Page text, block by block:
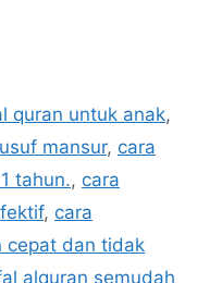
quran untuk anak,
mansur, cara
tahun., cara
, cara
cepat dan tidak
alquran semudah